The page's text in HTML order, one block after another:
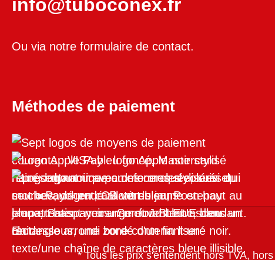
info@tuboconex.fr
Ou via notre formulaire de contact.
Méthodes de paiement
* Tous les prix s'entendent hors TVA, hors